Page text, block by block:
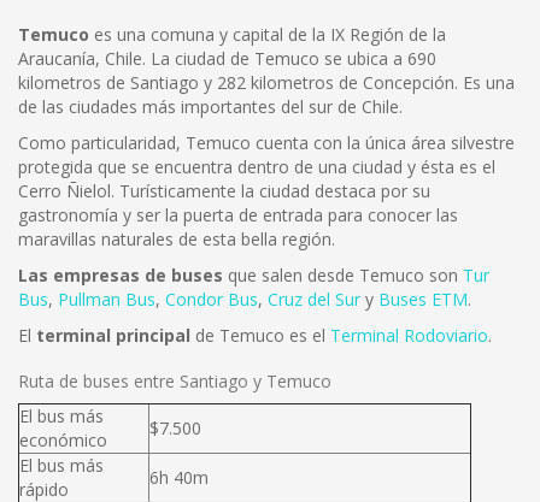
Temuco es una comuna y capital de la IX Región de la
Araucanía, Chile. La ciudad de Temuco se ubica a 690
kilometros de Santiago y 282 kilometros de Concepción. Es una
de las ciudades más importantes del sur de Chile.
Como particularidad, Temuco cuenta con la única área silvestre
protegida que se encuentra dentro de una ciudad y ésta es el
Cerro Ñielol. Turísticamente la ciudad destaca por su
gastronomía y ser la puerta de entrada para conocer las
maravillas naturales de esta bella región.
Las empresas de buses que salen desde Temuco son Tur
Bus, Pullman Bus, Condor Bus, Cruz del Sur y Buses ETM.
El terminal principal de Temuco es el Terminal Rodoviario.
Ruta de buses entre Santiago y Temuco
El bus más
económico
$7.500
El bus más
rápido
6h 40m